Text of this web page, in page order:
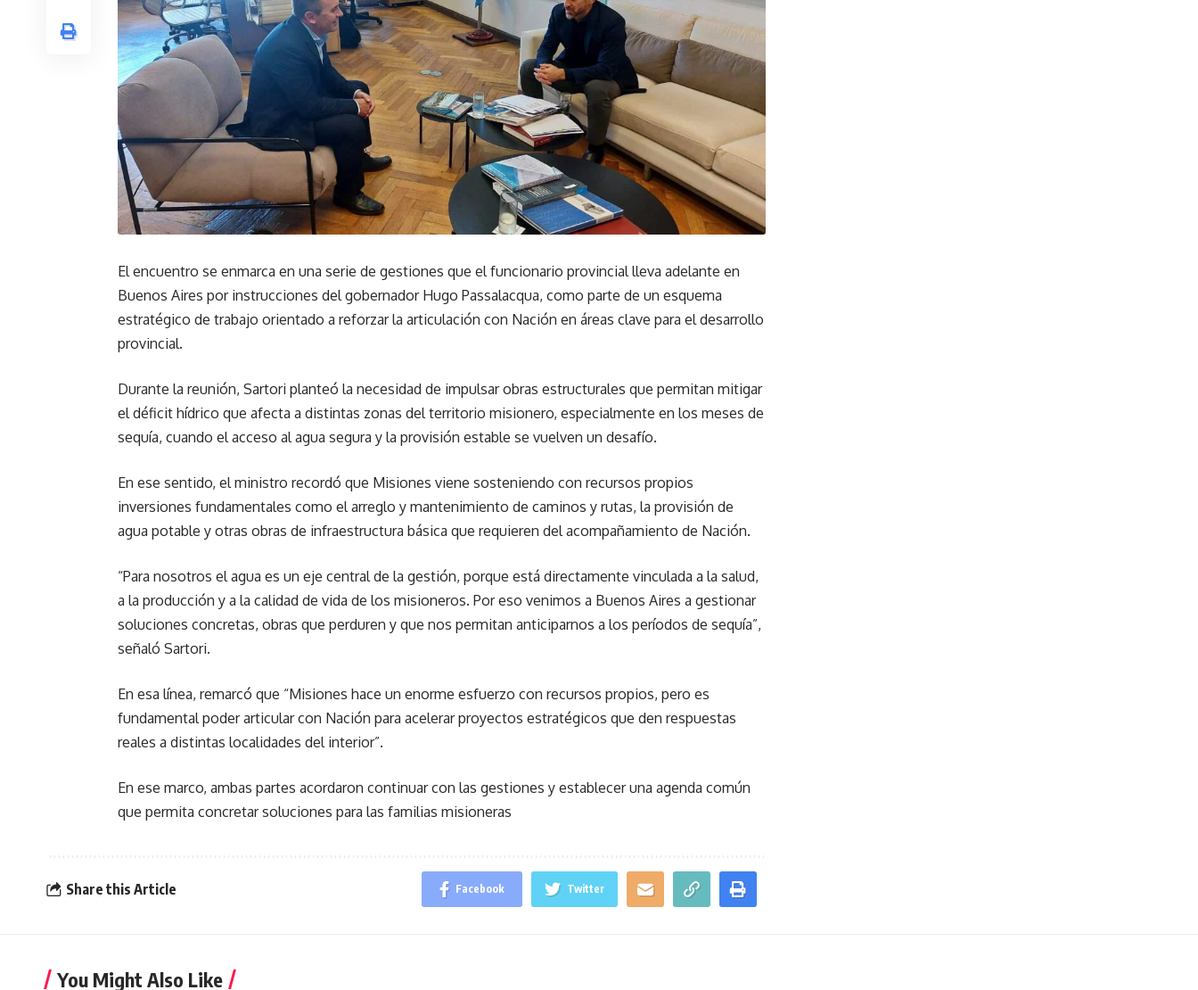
El encuentro se enmarca en una serie de gestiones que el funcionario provincial lleva adelante en
Buenos Aires por instrucciones del gobernador Hugo Passalacqua, como parte de un esquema
estratégico de trabajo orientado a reforzar la articulación con Nación en áreas clave para el desarrollo
provincial.
Durante la reunión, Sartori planteó la necesidad de impulsar obras estructurales que permitan mitigar
el déficit hídrico que afecta a distintas zonas del territorio misionero, especialmente en los meses de
sequía, cuando el acceso al agua segura y la provisión estable se vuelven un desafío.
En ese sentido, el ministro recordó que Misiones viene sosteniendo con recursos propios
inversiones fundamentales como el arreglo y mantenimiento de caminos y rutas, la provisión de
agua potable y otras obras de infraestructura básica que requieren del acompañamiento de Nación.
“Para nosotros el agua es un eje central de la gestión, porque está directamente vinculada a la salud,
a la producción y a la calidad de vida de los misioneros. Por eso venimos a Buenos Aires a gestionar
soluciones concretas, obras que perduren y que nos permitan anticiparnos a los períodos de sequía”,
señaló Sartori.
En esa línea, remarcó que “Misiones hace un enorme esfuerzo con recursos propios, pero es
fundamental poder articular con Nación para acelerar proyectos estratégicos que den respuestas
reales a distintas localidades del interior”.
En ese marco, ambas partes acordaron continuar con las gestiones y establecer una agenda común
que permita concretar soluciones para las familias misioneras
Share this Article Facebook Twitter
You Might Also Like